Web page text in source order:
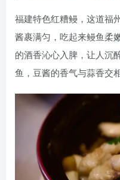
福建特色红糟鳗，这道福
酱裹满匀，吃起来鳗鱼柔
的酒香沁心入脾，让人沉
鱼，豆酱的香气与蒜香交